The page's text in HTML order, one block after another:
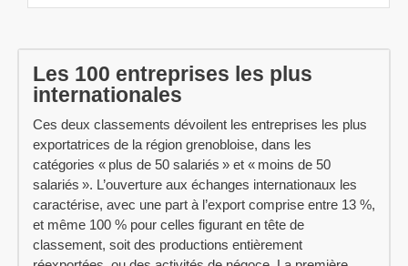
Les 100 entreprises les plus
internationales
Ces deux classements dévoilent les entreprises les plus
exportatrices de la région grenobloise, dans les
catégories « plus de 50 salariés » et « moins de 50
salariés ». L’ouverture aux échanges internationaux les
caractérise, avec une part à l’export comprise entre 13 %,
et même 100 % pour celles figurant en tête de
classement, soit des productions entièrement